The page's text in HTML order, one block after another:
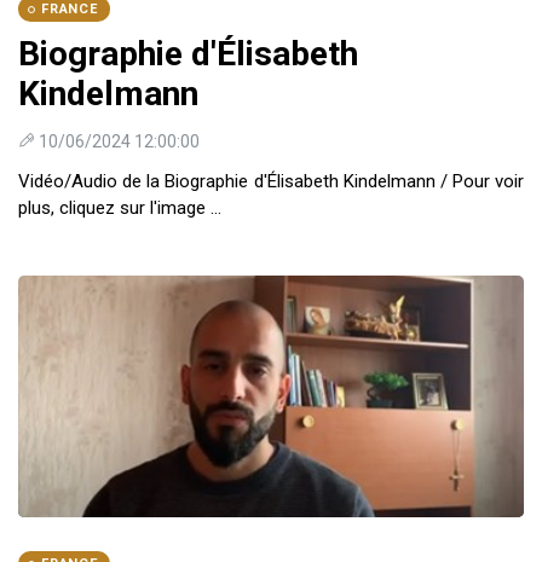
FRANCE
Biographie d'Élisabeth
Kindelmann
10/06/2024 12:00:00
Vidéo/Audio de la Biographie d'Élisabeth Kindelmann / Pour voir
plus, cliquez sur l'image ...